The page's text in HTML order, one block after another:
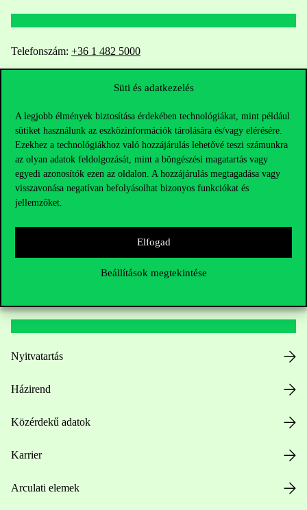
Süti és adatkezelés
A legjobb élmények biztosítása érdekében technológiákat, mint például
sütiket használunk az eszközinformációk tárolására és/vagy elérésére.
Ezekhez a technológiákhoz való hozzájárulás lehetővé teszi számunkra
az olyan adatok feldolgozását, mint a böngészési magatartás vagy
egyedi azonosítók ezen az oldalon. A hozzájárulás megtagadása vagy
visszavonása negatívan befolyásolhat bizonyos funkciókat és
jellemzőket.
Elfogad
Beállítások megtekintése
Telefonszám: +36 1 482 5000
Kérdésed van a felvételivel kapcsolatban?
Oktatói elérhetőségek
HUB jelenlegi hallgatóinknak
Sajtó:press@uni-corvinus.hu
Nyitvatartás
Házirend
Közérdekű adatok
Karrier
Arculati elemek